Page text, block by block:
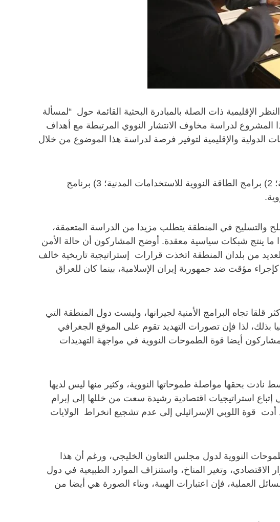
لمجموعة العمل لمناقشة وجهات النظر الإقليمية ذات الصلة بالمبادرة البحثية القائمة حول “لمسألة
بدأها مركز الدراسات الدولية والإقليمية في مايو 2010، وقد وضع هذا المشروع لدراسة مخاوف الانتشار النووي المرتبطة مع أهداف
والإقليمية لتوفير فرصة لدراسة هذا الموضوع من خلال
قُسِم الاجتماع وفقا لمواضيعه الرئيسية والتي تضمنت 1) الأمن الإقليمي و السيطرة والحد من الأسلحة؛ 2) برامج الطاقة النووية للاستخدامات المدنية؛ 3) برنامج
والتسليح في المنطقة يتطلب مزيدا من الدراسة المتعمقة،
ما ينتج شبكات سياسية معقدة. أوضح المشاركون أن حالة الأمن
من بلدان المنطقة اتخذت قرارات إستراتيجية تاريخية خالف
مؤقت ضد جمهورية إيران الإسلامية، بينما كان للعراق
تجاه البرامج الأمنية لجيرانها، وليست دول المنطقة التي
بذلك، لذا فإن تصورات التهديد تقوم على الموقع الجغرافي
أيضا قوة الطموحات النووية في مواجهة التهديدات
نادت بحقها مواصلة طموحاتها النووية، وكثير منها ليس لديها
إتباع استراتيجيات اقتصادية رشيدة سعت من خللها إلى إبرام
أدت قوة اللوبي الإسرائيلي إلى عدم تشجيع انخراط الولايات
النووية لدول مجلس التعاون الخليجي، ورغم أن هذا
الاقتصادي، وتغير المناخ، واستنزاف الموارد الطبيعية في دول
العملية، فإن اعتبارات الهيبة، وبناء الصورة هي أيضا من